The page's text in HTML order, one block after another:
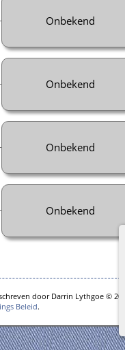
Onbekend
Onbekend
Onbekend
Onbekend
door Darrin Lythgoe ©
Beleid.